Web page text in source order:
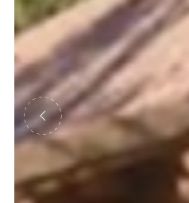
Précédent